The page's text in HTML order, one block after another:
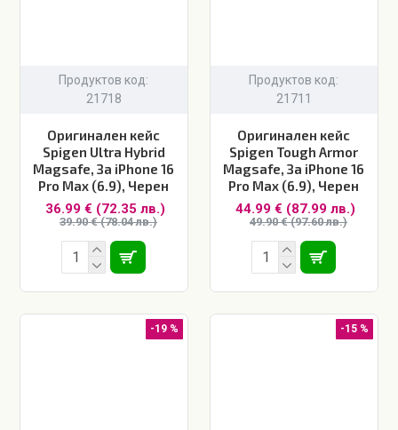
Продуктов код:
21718
Оригинален кейс
Spigen Ultra Hybrid
Magsafe, За iPhone 16
Pro Max (6.9), Черен
36.99 € (72.35 лв.)
39.90 € (78.04 лв.)
Продуктов код:
21711
Оригинален кейс
Spigen Tough Armor
Magsafe, За iPhone 16
Pro Max (6.9), Черен
44.99 € (87.99 лв.)
49.90 € (97.60 лв.)
-19 % -15 %